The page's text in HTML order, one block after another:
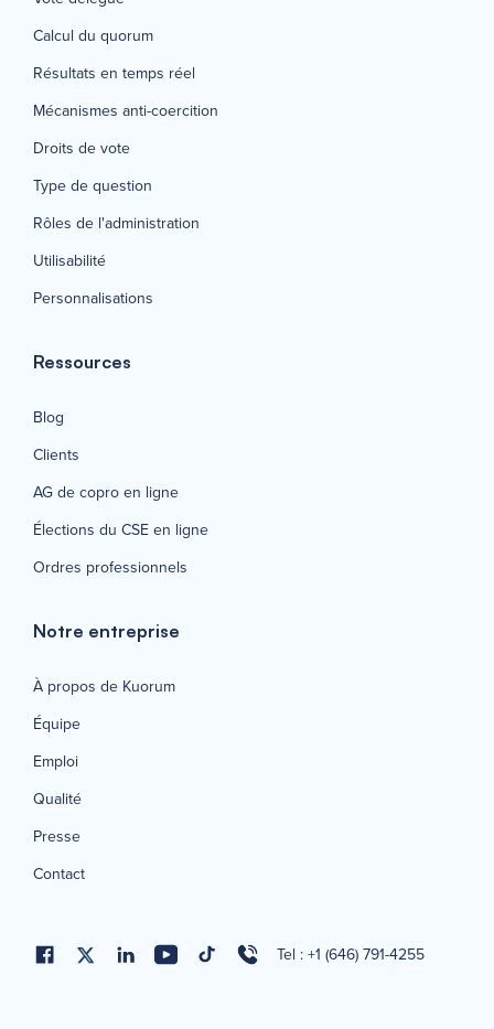
Calcul du quorum
Résultats en temps réel
Mécanismes anti-coercition
Droits de vote
Type de question
Rôles de l'administration
Utilisabilité
Personnalisations
Ressources
Blog
Clients
AG de copro en ligne
Élections du CSE en ligne
Ordres professionnels
Notre entreprise
À propos de Kuorum
Équipe
Emploi
Qualité
Presse
Contact
Tel : +1 (646) 791-4255